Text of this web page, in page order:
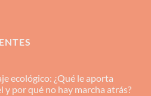
ecológico: ¿Qué le aporta
y por qué no hay marcha atrás?